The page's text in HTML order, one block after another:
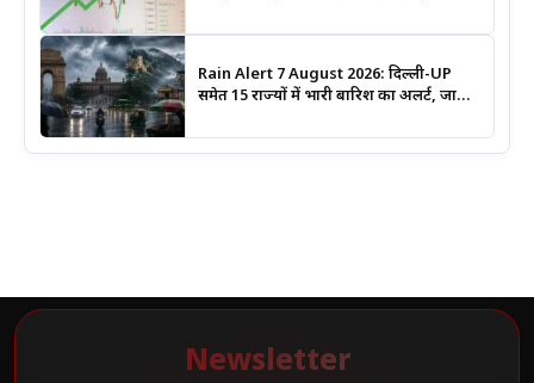
Rain Alert 7 August 2026: दिल्ली-UP
समेत 15 राज्यों में भारी बारिश का अलर्ट, जानिए
Newsletter